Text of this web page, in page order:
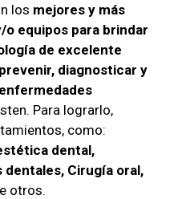
los mejores y más
equipos para brindar
de excelente
prevenir, diagnosticar y
Para lograrlo,
como:
dental,
Cirugía oral,
otros.